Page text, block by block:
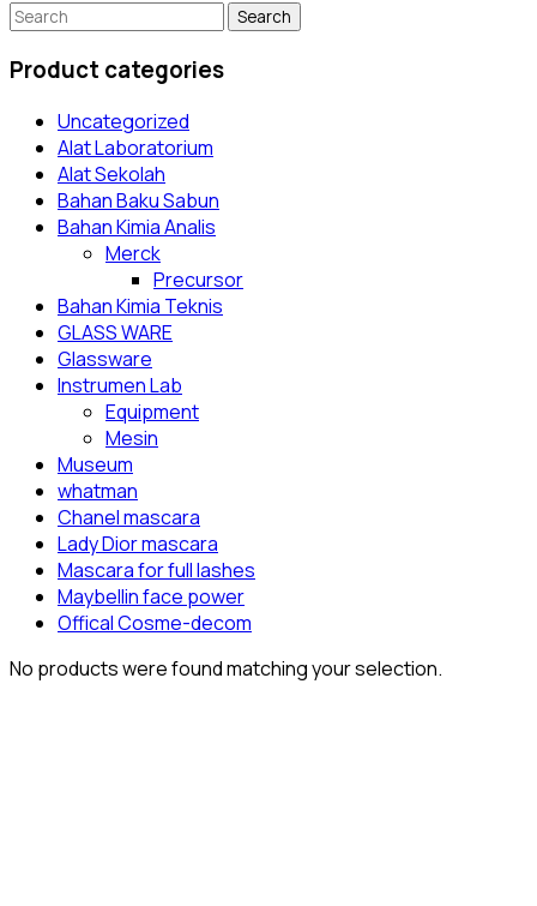
Search
Product categories
Uncategorized
Alat Laboratorium
Alat Sekolah
Bahan Baku Sabun
Bahan Kimia Analis
Merck
Precursor
Bahan Kimia Teknis
GLASS WARE
Glassware
Instrumen Lab
Equipment
Mesin
Museum
whatman
Chanel mascara
Lady Dior mascara
Mascara for full lashes
Maybellin face power
Offical Cosme-decom
No products were found matching your selection.